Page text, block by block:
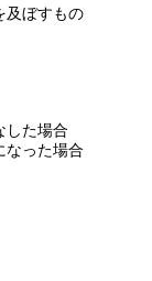
及ぼすもの
した場合
なった場合